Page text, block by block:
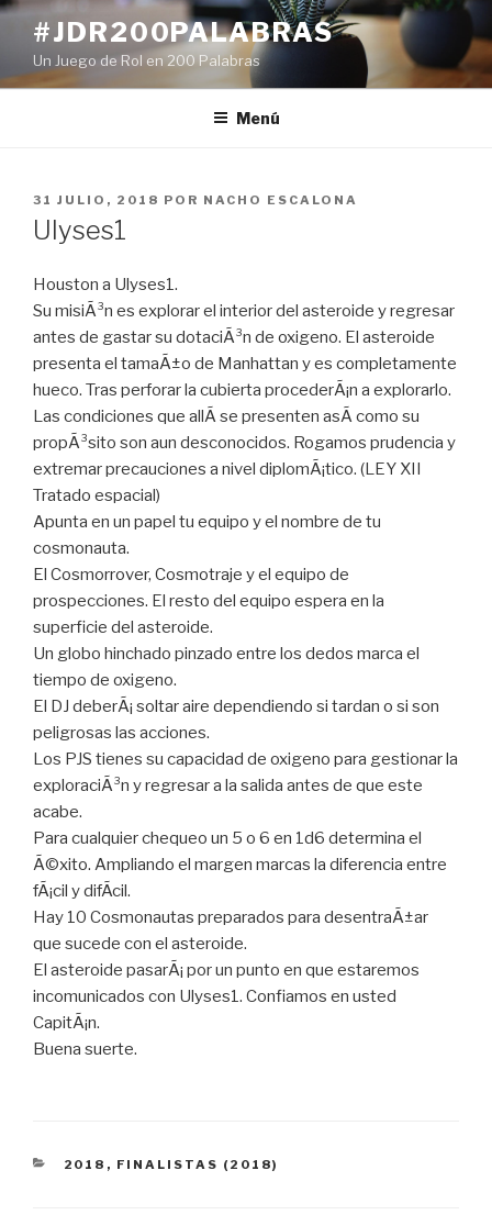
Ir
contenido
#JDR200PALABRAS
Un Juego de Rol en 200 Palabras
Menú
PUBLICADO
EN
31 JULIO, 2018 POR NACHO ESCALONA
Ulyses1
Houston a Ulyses1.
Su misiÃ³n es explorar el interior del asteroide y regresar
antes de gastar su dotaciÃ³n de oxigeno. El asteroide
presenta el tamaÃ±o de Manhattan y es completamente
hueco. Tras perforar la cubierta procederÃ¡n a explorarlo.
Las condiciones que allÃ­ se presenten asÃ­ como su
propÃ³sito son aun desconocidos. Rogamos prudencia y
extremar precauciones a nivel diplomÃ¡tico. (LEY XII
Tratado espacial)
Apunta en un papel tu equipo y el nombre de tu
cosmonauta.
El Cosmorrover, Cosmotraje y el equipo de
prospecciones. El resto del equipo espera en la
superficie del asteroide.
Un globo hinchado pinzado entre los dedos marca el
tiempo de oxigeno.
El DJ deberÃ¡ soltar aire dependiendo si tardan o si son
peligrosas las acciones.
Los PJS tienes su capacidad de oxigeno para gestionar la
exploraciÃ³n y regresar a la salida antes de que este
acabe.
Para cualquier chequeo un 5 o 6 en 1d6 determina el
Ã©xito. Ampliando el margen marcas la diferencia entre
fÃ¡cil y difÃ­cil.
Hay 10 Cosmonautas preparados para desentraÃ±ar
que sucede con el asteroide.
El asteroide pasarÃ¡ por un punto en que estaremos
incomunicados con Ulyses1. Confiamos en usted
CapitÃ¡n.
Buena suerte.
CATEGORÍAS
2018 , FINALISTAS (2018)